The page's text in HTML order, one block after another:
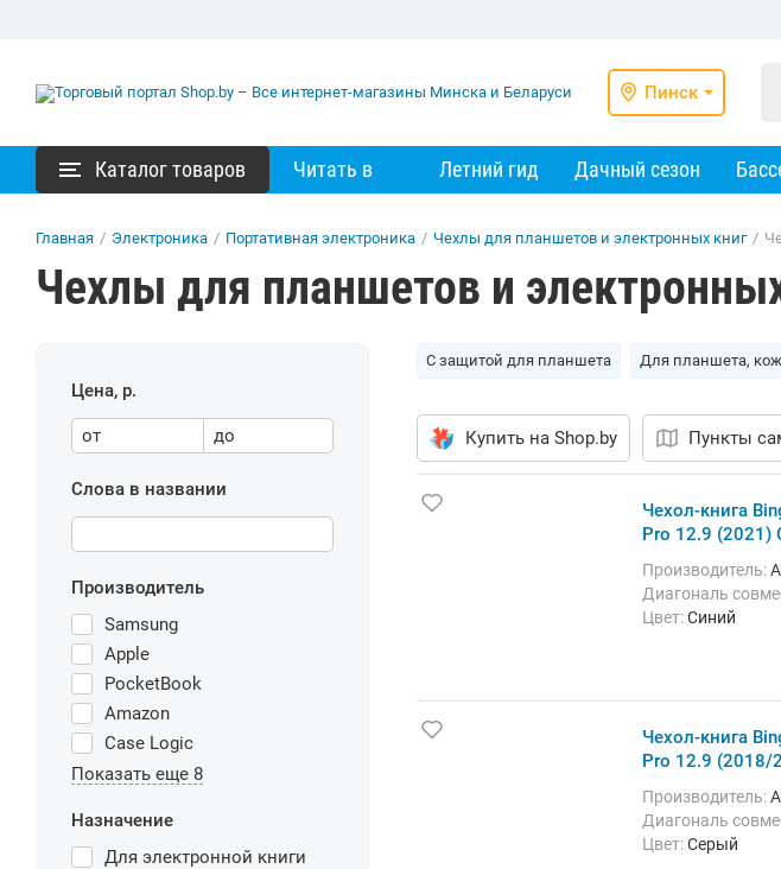
Пинск
Каталог товаров Читать в Летний гид Дачный сезон
Главная / Электроника / Портативная электроника / Чехлы для планшетов и электронных книг /
Чехлы для планшетов и
Цена, р.
от до
Слова в названии
Производитель
Samsung
Apple
PocketBook
Amazon
Case Logic
Показать еще 8
Назначение
Для электронной книги
С защитой для планшета Для планшета,
Купить на Shop.by Пункты
Чехол-книга
Pro 12.9 (2021)
Производитель:
Диагональ
Цвет:Синий
Чехол-книга
Pro 12.9 (2018/
Производитель:
Диагональ
Цвет:Серый